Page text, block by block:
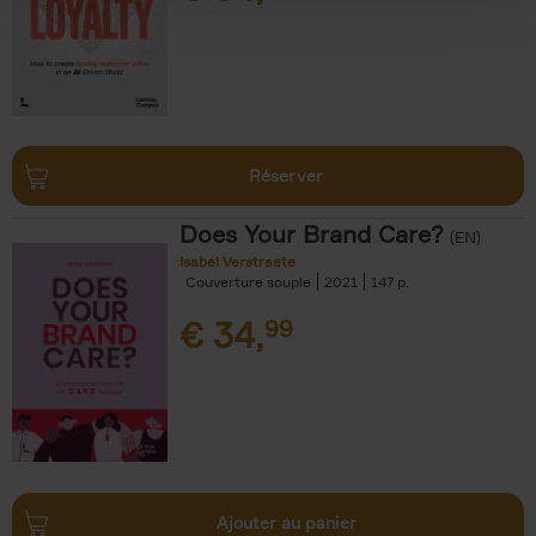
Réserver
Does Your Brand Care? (EN)
Isabel Verstraete
Couverture souple
2021 147
€ 34,99
Ajouter au panier